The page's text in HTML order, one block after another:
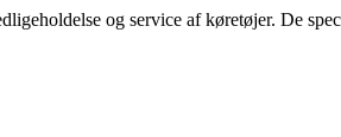
og service af køretøjer. De